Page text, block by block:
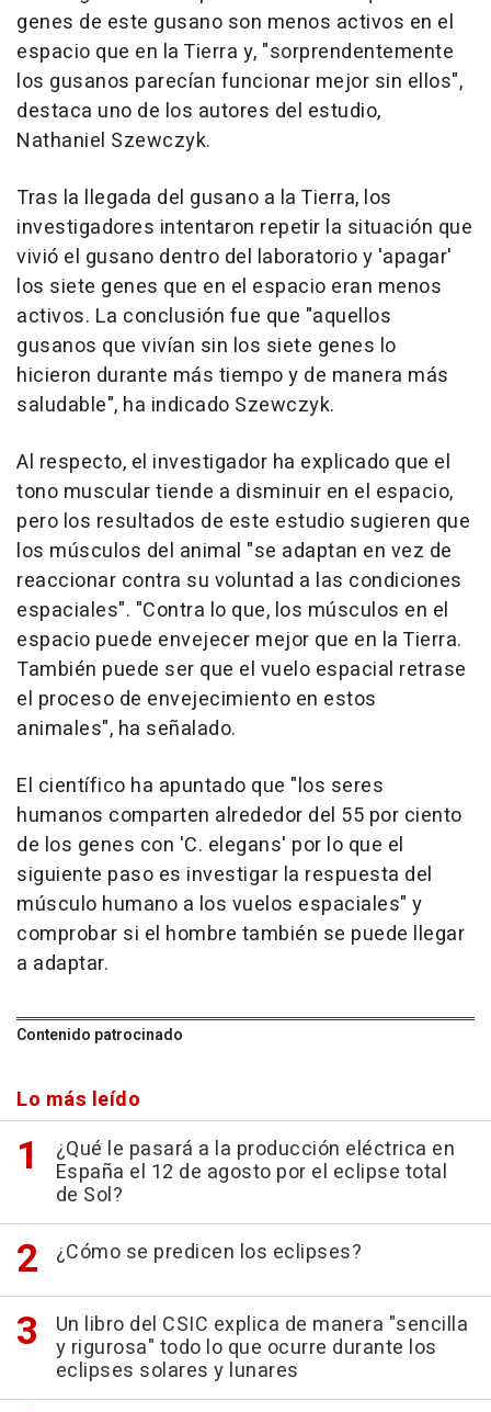
genes de este gusano son menos activos en el
espacio que en la Tierra y, "sorprendentemente
los gusanos parecían funcionar mejor sin ellos",
destaca uno de los autores del estudio,
Nathaniel Szewczyk.
Tras la llegada del gusano a la Tierra, los
investigadores intentaron repetir la situación que
vivió el gusano dentro del laboratorio y 'apagar'
los siete genes que en el espacio eran menos
activos. La conclusión fue que "aquellos
gusanos que vivían sin los siete genes lo
hicieron durante más tiempo y de manera más
saludable", ha indicado Szewczyk.
Al respecto, el investigador ha explicado que el
tono muscular tiende a disminuir en el espacio,
pero los resultados de este estudio sugieren que
los músculos del animal "se adaptan en vez de
reaccionar contra su voluntad a las condiciones
espaciales". "Contra lo que, los músculos en el
espacio puede envejecer mejor que en la Tierra.
También puede ser que el vuelo espacial retrase
el proceso de envejecimiento en estos
animales", ha señalado.
El científico ha apuntado que "los seres
humanos comparten alrededor del 55 por ciento
de los genes con 'C. elegans' por lo que el
siguiente paso es investigar la respuesta del
músculo humano a los vuelos espaciales" y
comprobar si el hombre también se puede llegar
a adaptar.
Contenido patrocinado
Lo más leído
¿Qué le pasará a la producción eléctrica en
España el 12 de agosto por el eclipse total
de Sol?
¿Cómo se predicen los eclipses?
Un libro del CSIC explica de manera "sencilla
y rigurosa" todo lo que ocurre durante los
eclipses solares y lunares